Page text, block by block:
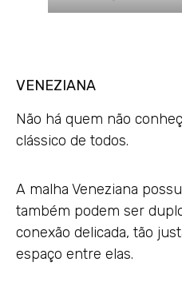
VENEZIANA
Não há quem não
clássico de todos.
A malha Veneziana
também podem ser
conexão delicada, tão
espaço entre elas.